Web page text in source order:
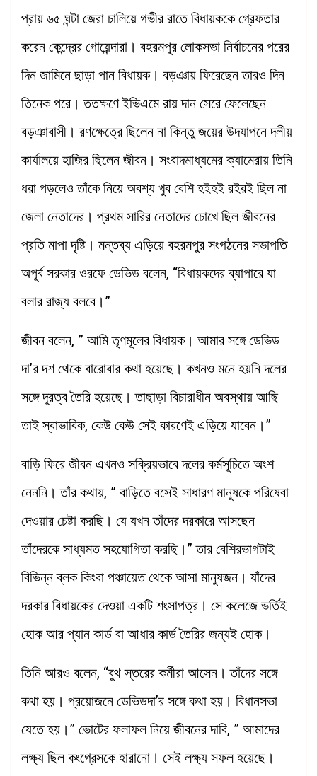
প্রায় ৬৫ ঘন্টা জেরা চালিয়ে গভীর রাতে বিধায়ককে গ্রেফতার
করেন কেন্দ্রের গোয়েন্দারা। বহরমপুর লোকসভা নির্বাচনের পরের
দিন জামিনে ছাড়া পান বিধায়ক। বড়ঞায় ফিরেছেন তারও দিন
তিনেক পরে। ততক্ষণে ইভিএমে রায় দান সেরে ফেলেছেন
বড়ঞাবাসী। রণক্ষেত্রে ছিলেন না কিন্তু জয়ের উদযাপনে দলীয়
কার্যালয়ে হাজির ছিলেন জীবন। সংবাদমাধ্যমের ক্যামেরায় তিনি
ধরা পড়লেও তাঁকে নিয়ে অবশ্য খুব বেশি হইহই রইরই ছিল না
জেলা নেতাদের। প্রথম সারির নেতাদের চোখে ছিল জীবনের
প্রতি মাপা দৃষ্টি। মন্তব্য এড়িয়ে বহরমপুর সংগঠনের সভাপতি
অপূর্ব সরকার ওরফে ডেভিড বলেন, “বিধায়কদের ব্যাপারে যা
বলার রাজ্য বলবে।”
জীবন বলেন, ” আমি তৃণমূলের বিধায়ক। আমার সঙ্গে ডেভিড
দা’র দশ থেকে বারোবার কথা হয়েছে। কখনও মনে হয়নি দলের
সঙ্গে দূরত্ব তৈরি হয়েছে। তাছাড়া বিচারাধীন অবস্থায় আছি
তাই স্বাভাবিক, কেউ কেউ সেই কারণেই এড়িয়ে যাবেন।”
বাড়ি ফিরে জীবন এখনও সক্রিয়ভাবে দলের কর্মসূচিতে অংশ
নেননি। তাঁর কথায়, ” বাড়িতে বসেই সাধারণ মানুষকে পরিষেবা
দেওয়ার চেষ্টা করছি। যে যখন তাঁদের দরকারে আসছেন
তাঁদেরকে সাধ্যমত সহযোগিতা করছি।” তার বেশিরভাগটাই
বিভিন্ন ব্লক কিংবা পঞ্চায়েত থেকে আসা মানুষজন। যাঁদের
দরকার বিধায়কের দেওয়া একটি শংসাপত্র। সে কলেজে ভর্তিই
হোক আর প্যান কার্ড বা আধার কার্ড তৈরির জন্যই হোক।
তিনি আরও বলেন, “বুথ স্তরের কর্মীরা আসেন। তাঁদের সঙ্গে
কথা হয়। প্রয়োজনে ডেভিডদা’র সঙ্গে কথা হয়। বিধানসভা
যেতে হয়।” ভোটের ফলাফল নিয়ে জীবনের দাবি, ” আমাদের
লক্ষ্য ছিল কংগ্রেসকে হারানো। সেই লক্ষ্য সফল হয়েছে।